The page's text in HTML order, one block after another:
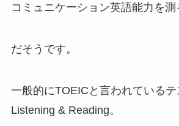
コミュニケーション英語能力を測
だそうです。
一般的にTOEICと言われている
Listening & Reading。